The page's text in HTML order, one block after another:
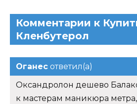
Комментарии к
Кленбутерол
Оганес ответил(а)
Оксандролон дешево
к мастерам маникюра